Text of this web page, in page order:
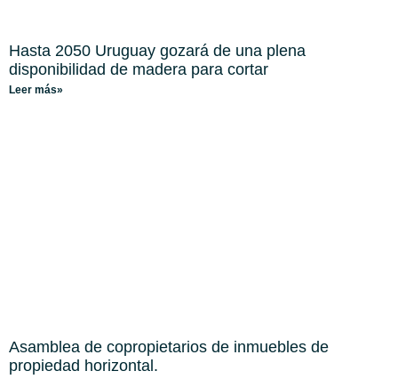
Hasta 2050 Uruguay gozará de una plena
disponibilidad de madera para cortar
Leer más»
Asamblea de copropietarios de inmuebles de
propiedad horizontal.